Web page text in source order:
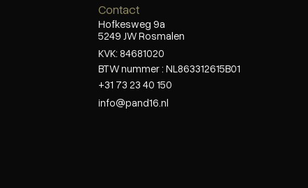
Contact
Hofkesweg 9a
5249 JW Rosmalen
KVK: 84681020
BTW nummer : NL863312615B01
+31 73 23 40 150
info@pand16.nl